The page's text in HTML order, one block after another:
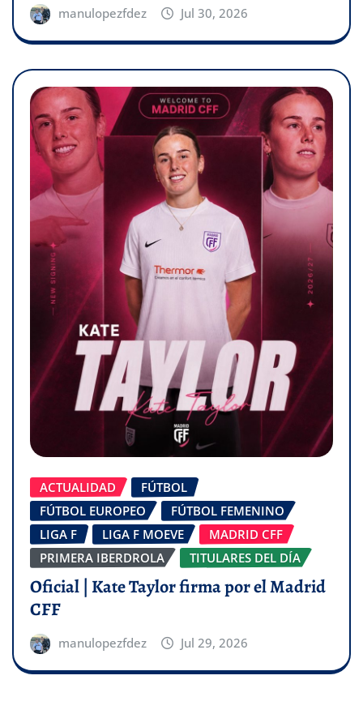
manulopezfdez Jul 30, 2026
ACTUALIDAD
FÚTBOL
FÚTBOL EUROPEO
FÚTBOL FEMENINO
LIGA F
LIGA F MOEVE
MADRID CFF
PRIMERA IBERDROLA
TITULARES DEL DÍA
Oficial | Kate Taylor firma por el Madrid
CFF
manulopezfdez Jul 29, 2026